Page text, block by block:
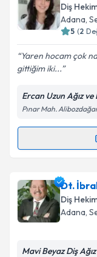
E-posta
Diş
Adana,
5 (2
Yaren hocam çok
gittiğim iki...
Ercan Uzun Ağız ve
Pınar Mah.
Randevu
Dt. Yaren
oluşturun.
takvim
Dt.
Diş
Adana,
Mavi Beyaz Diş